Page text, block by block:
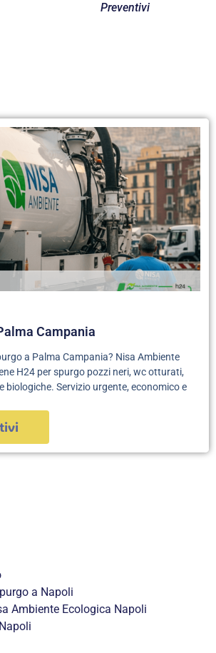
Campania
a Palma Campania? Nisa Ambiente
H24 per spurgo pozzi neri, wc otturati,
biologiche. Servizio urgente, economico e
a Napoli
Ambiente Ecologica Napoli
Preventivi